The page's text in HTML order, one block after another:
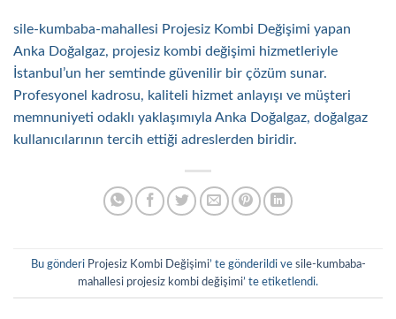
sile-kumbaba-mahallesi Projesiz Kombi Değişimi yapan
Anka Doğalgaz, projesiz kombi değişimi hizmetleriyle
İstanbul’un her semtinde güvenilir bir çözüm sunar.
Profesyonel kadrosu, kaliteli hizmet anlayışı ve müşteri
memnuniyeti odaklı yaklaşımıyla Anka Doğalgaz, doğalgaz
kullanıcılarının tercih ettiği adreslerden biridir.
Bu gönderi Projesiz Kombi Değişimi’ te gönderildi ve sile-kumbaba-
mahallesi projesiz kombi değişimi’ te etiketlendi.